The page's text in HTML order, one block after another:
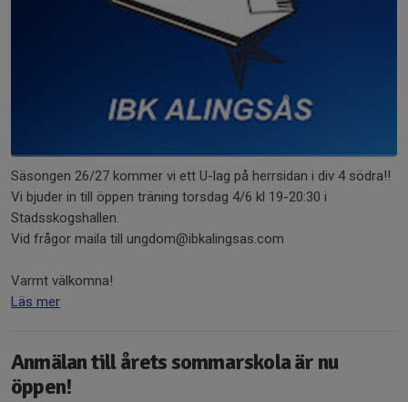
Säsongen 26/27 kommer vi ett U-lag på herrsidan i div 4 södra!!
Vi bjuder in till öppen träning torsdag 4/6 kl 19-20:30 i
Stadsskogshallen.
Vid frågor maila till ungdom@ibkalingsas.com
Varmt välkomna!
Läs mer
Anmälan till årets sommarskola är nu
öppen!